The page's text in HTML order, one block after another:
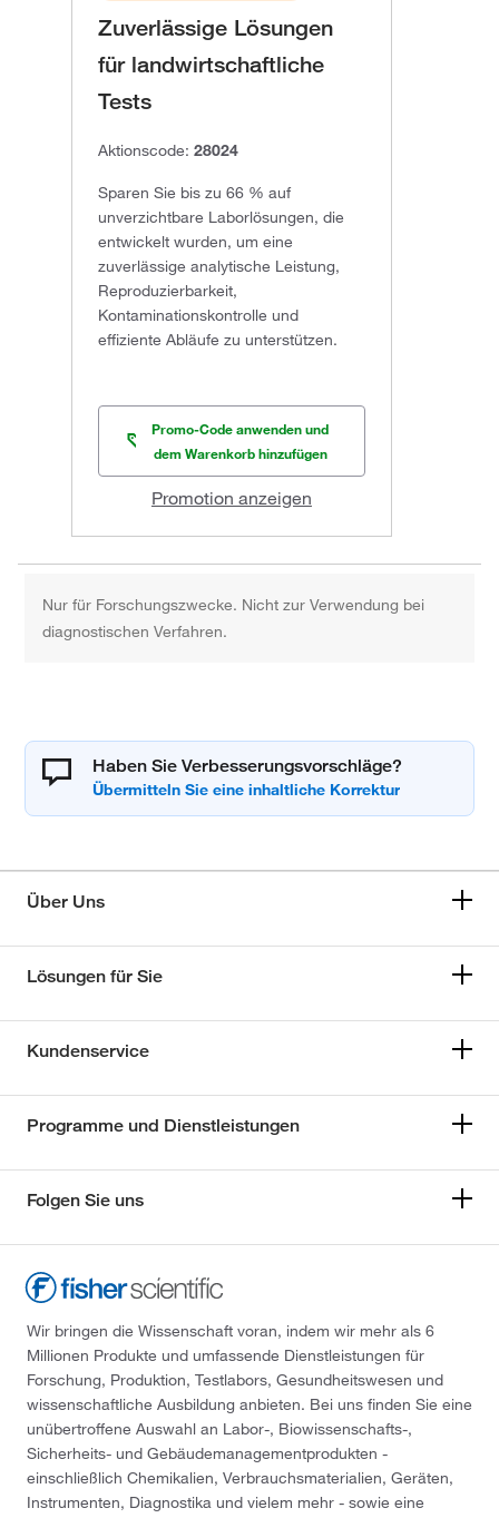
Zuverlässige Lösungen
für landwirtschaftliche
Tests
Aktionscode: 28024
Sparen Sie bis zu 66 % auf
unverzichtbare Laborlösungen, die
entwickelt wurden, um eine
zuverlässige analytische Leistung,
Reproduzierbarkeit,
Kontaminationskontrolle und
effiziente Abläufe zu unterstützen.
Promo-Code anwenden und
dem Warenkorb hinzufügen
Promotion anzeigen
Nur für Forschungszwecke. Nicht zur Verwendung bei
diagnostischen Verfahren.
Haben Sie Verbesserungsvorschläge?
Über Uns
Lösungen für Sie
Kundenservice
Programme und Dienstleistungen
Folgen Sie uns
Wir bringen die Wissenschaft voran, indem wir mehr als 6
Millionen Produkte und umfassende Dienstleistungen für
Forschung, Produktion, Testlabors, Gesundheitswesen und
wissenschaftliche Ausbildung anbieten. Bei uns finden Sie eine
unübertroffene Auswahl an Labor-, Biowissenschafts-,
Sicherheits- und Gebäudemanagementprodukten -
einschließlich Chemikalien, Verbrauchsmaterialien, Geräten,
Instrumenten, Diagnostika und vielem mehr - sowie eine